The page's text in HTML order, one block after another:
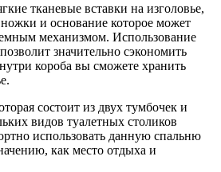
тканевые вставки на изголовье,
и основание которое может
механизмом. Использование
значительно сэкономить
короба вы сможете хранить
состоит из двух тумбочек и
видов туалетных столиков
использовать данную спальню
как место отдыха и